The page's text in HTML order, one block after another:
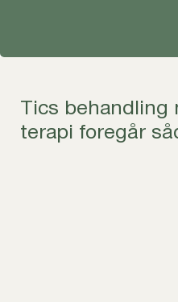
Tics behandling
terapi foregår